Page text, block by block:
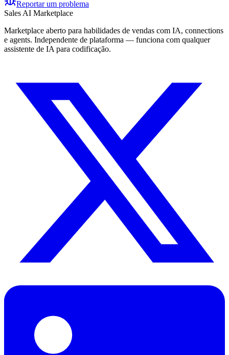
Reportar um problema
Sales AI Marketplace
Marketplace aberto para habilidades de vendas com IA, connections
e agents. Independente de plataforma — funciona com qualquer
assistente de IA para codificação.